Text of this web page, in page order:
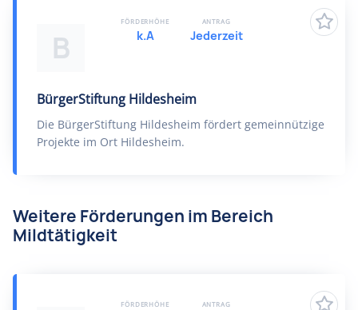
B
BürgerStiftung Hildesheim
Die BürgerStiftung Hildesheim fördert gemeinnützige
Projekte im Ort Hildesheim.
FÖRDERHÖHE
k.A
ANTRAG
Jederzeit
Weitere Förderungen im Bereich
Mildtätigkeit
FÖRDERHÖHE ANTRAG